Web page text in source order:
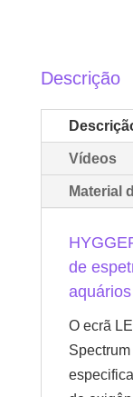
Descrição
Vídeos
Material
de
O ecrã